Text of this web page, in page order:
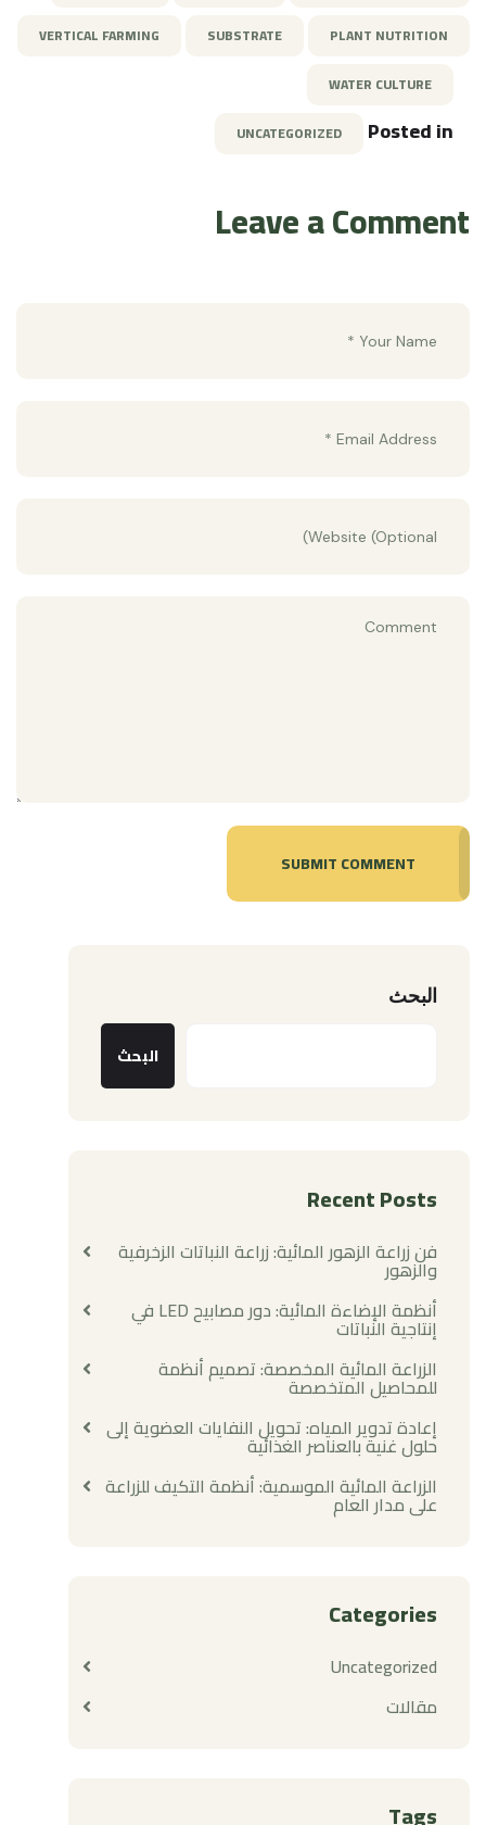
PLANT NUTRITION
SUBSTRATE
VERTICAL FARMING
WATER CULTURE
Posted in
UNCATEGORIZED
Leave a Comment
SUBMIT COMMENT
البحث
البحث
Recent Posts
فن زراعة الزهور المائية: زراعة النباتات الزخرفية
والزهور
أنظمة الإضاءة المائية: دور مصابيح LED في
إنتاجية النباتات
الزراعة المائية المخصصة: تصميم أنظمة
للمحاصيل المتخصصة
إعادة تدوير المياه: تحويل النفايات العضوية إلى
حلول غنية بالعناصر الغذائية
الزراعة المائية الموسمية: أنظمة التكيف للزراعة
على مدار العام
Categories
Uncategorized
مقالات
Tags